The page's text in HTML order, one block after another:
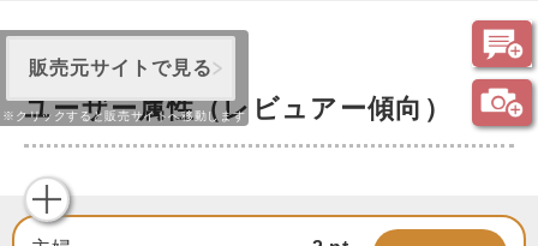
ユーザー属性（レビュアー傾向）
販売元サイトで見る
※クリックすると販売サイトへ移動します